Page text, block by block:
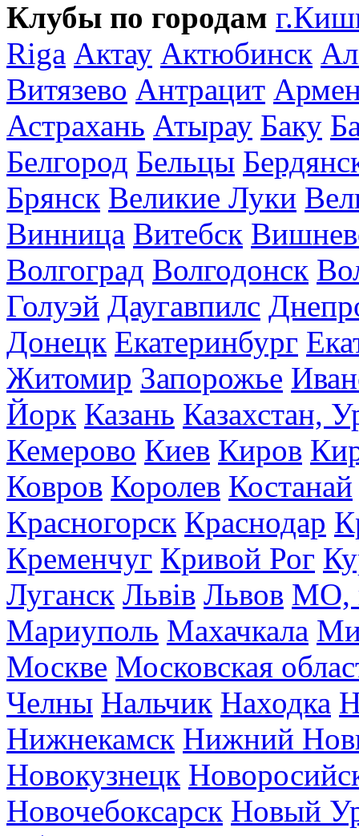
Клубы по городам
Riga Актау Актюбинск
Витязево Антрацит
Астрахань Атырау Баку
Белгород Бельцы
Брянск Великие Луки
Винница Витебск
Волгоград Волгодонск
Голуэй Даугавпилс
Донецк Екатеринбург
Житомир Запорожье
Йорк Казань Казахстан,
Кемерово Киев Киров
Ковров Королев Костанай
Красногорск Краснодар
Кременчуг Кривой Рог
Луганск Львів Львов МО,
Мариуполь Махачкала
Москве Московская
Челны Нальчик Находка
Нижнекамск Нижний
Новокузнецк
Новочебоксарск Новый